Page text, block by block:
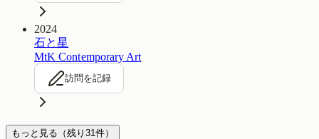
2024
石と星
MtK Contemporary Art
訪問を記録
もっと見る （残り 31 件）